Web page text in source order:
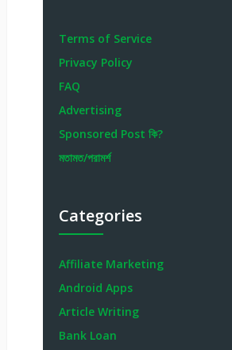
Terms of Service
Privacy Policy
FAQ
Advertising
Sponsored Post কি?
মতামত/পরামর্শ
Categories
Affiliate Marketing
Android Apps
Article Writing
Bank Loan